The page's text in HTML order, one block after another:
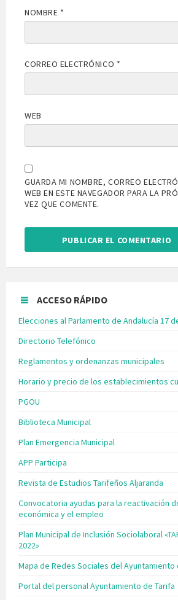
NOMBRE *
CORREO ELECTRÓNICO *
WEB
GUARDA MI NOMBRE, CORREO
WEB EN ESTE NAVEGADOR PARA LA
VEZ QUE COMENTE.
ACCESO RÁPIDO
Elecciones al Parlamento de Andalucía 17
Directorio Telefónico
Reglamentos y ordenanzas municipales
Horario y precio de los establecimientos
PGOU
Biblioteca Municipal
Plan Emergencia Municipal
APP Participa
Revista de Estudios Tarifeños Aljaranda
Convocatoria ayudas para la reactivación
económica y el empleo
Plan Municipal de Inclusión Sociolaboral
2022»
Mapa de Redes Sociales del Ayuntamiento
Portal del personal Ayuntamiento de Tarifa